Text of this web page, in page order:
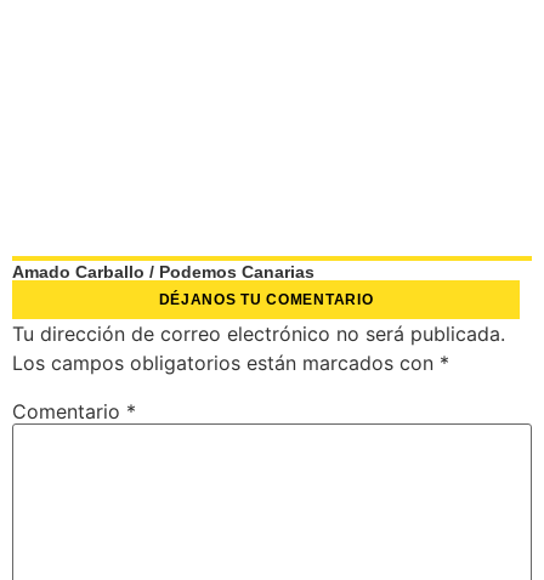
Amado Carballo / Podemos Canarias
DÉJANOS TU COMENTARIO
Tu dirección de correo electrónico no será publicada.
Los campos obligatorios están marcados con *
Comentario *